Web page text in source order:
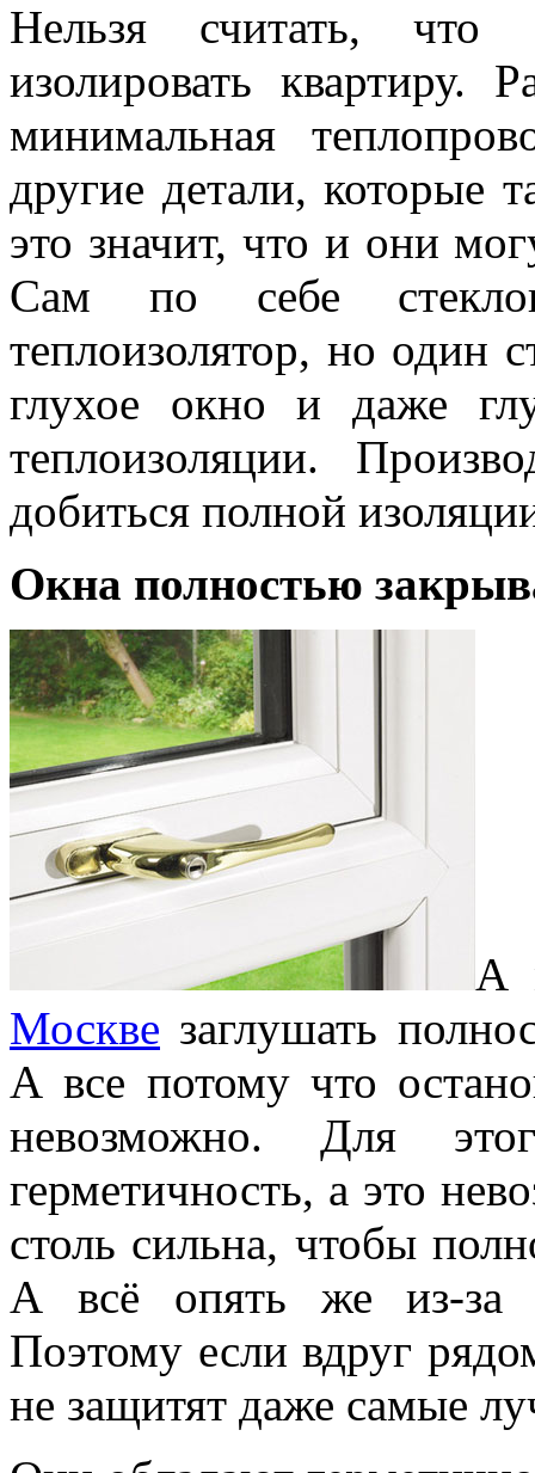
Нельзя считать,
изолировать квартиру.
минимальная
другие детали, которые
это значит, что и они
Сам по себе
теплоизолятор, но один
глухое окно и даже
теплоизоляции.
добиться полной
Окна полностью
А
Москве заглушать
А все потому что
невозможно. Для
герметичность, а это
столь сильна, чтобы
А всё опять же из-за
Поэтому если вдруг
не защитят даже самые